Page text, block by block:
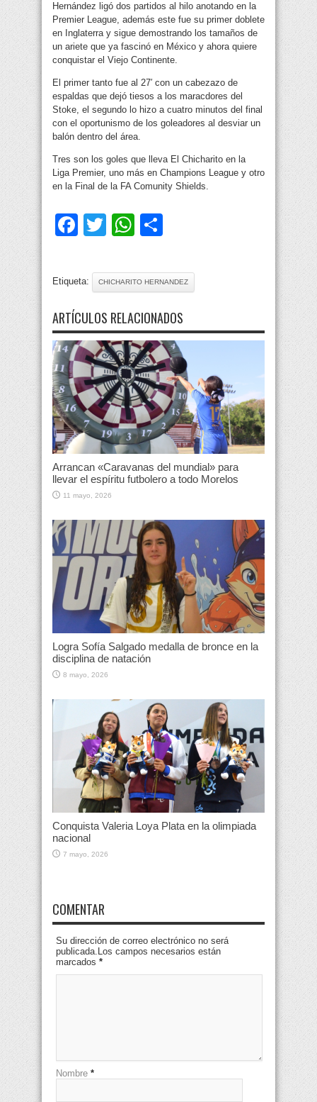
Hernández ligó dos partidos al hilo anotando en la
Premier League, además este fue su primer doblete
en Inglaterra y sigue demostrando los tamaños de
un ariete que ya fascinó en México y ahora quiere
conquistar el Viejo Continente.
El primer tanto fue al 27′ con un cabezazo de
espaldas que dejó tiesos a los maracdores del
Stoke, el segundo lo hizo a cuatro minutos del final
con el oportunismo de los goleadores al desviar un
balón dentro del área.
Tres son los goles que lleva El Chicharito en la
Liga Premier, uno más en Champions League y otro
en la Final de la FA Comunity Shields.
Facebook
TwitterWhatsApp
Etiqueta: CHICHARITO HERNANDEZ
ARTÍCULOS RELACIONADOS
Arrancan «Caravanas del mundial» para
llevar el espíritu futbolero a todo Morelos
11 mayo, 2026
Logra Sofía Salgado medalla de bronce en la
disciplina de natación
8 mayo, 2026
Conquista Valeria Loya Plata en la olimpiada
nacional
7 mayo, 2026
COMENTAR
Su dirección de correo electrónico no será
publicada.Los campos necesarios están
marcados *
Nombre *